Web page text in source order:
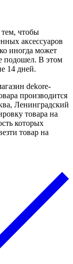
чтобы
аксессуаров
иногда может
подошел. В этом
14 дней.
dekore-
производится
Ленинградский
товара на
которых
товар на